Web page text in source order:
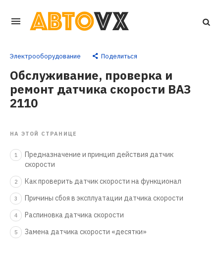
Перейти
контенту
Электрооборудование Поделиться
Обслуживание, проверка и
ремонт датчика скорости ВАЗ
2110
НА ЭТОЙ СТРАНИЦЕ
1
Предназначение и принцип действия датчик
скорости
2 Как проверить датчик скорости на функционал
3 Причины сбоя в эксплуатации датчика скорости
4 Распиновка датчика скорости
5 Замена датчика скорости «десятки»